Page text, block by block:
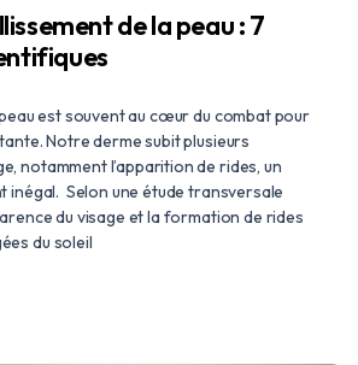
de la peau : 7
est souvent au cœur du combat pour
Notre derme subit plusieurs
notamment l’apparition de rides, un
inégal. Selon une étude transversale
du visage et la formation de rides
du soleil